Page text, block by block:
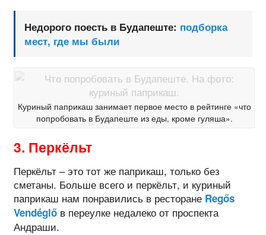
Недорого поесть в Будапеште: подборка
мест, где мы были
Куриный паприкаш занимает первое место в рейтинге «что
попробовать в Будапеште из еды, кроме гуляша».
3. Перкёльт
Перкёльт – это тот же паприкаш, только без
сметаны. Больше всего и перкёльт, и куриный
паприкаш нам понравились в ресторане Regős
Vendéglőв переулке недалеко от проспекта
Андраши.